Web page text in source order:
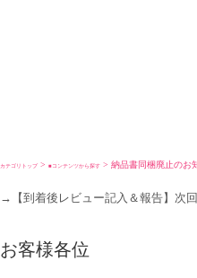
カテゴリトップ > ■コンテンツから探す > 納品書同梱廃止のお
→【到着後レビュー記入＆報告】次
お客様各位